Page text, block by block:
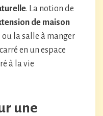
. La notion de
de maison
la salle à manger
en un espace
à la vie
une